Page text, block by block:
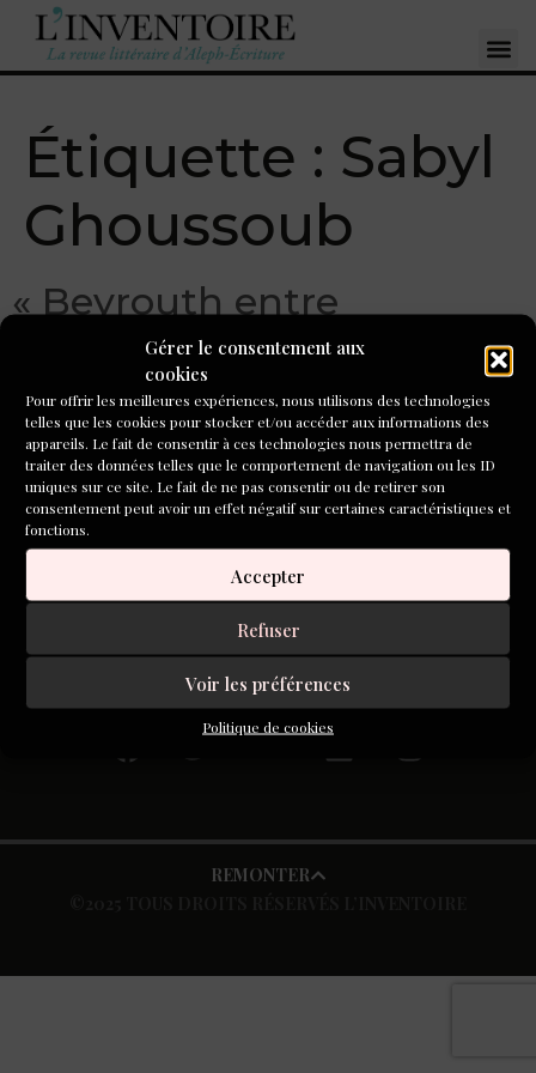
Gérer le consentement aux
cookies
Pour offrir les meilleures expériences, nous utilisons des technologies
telles que les cookies pour stocker et/ou accéder aux informations des
appareils. Le fait de consentir à ces technologies nous permettra de
traiter des données telles que le comportement de navigation ou les ID
uniques sur ce site. Le fait de ne pas consentir ou de retirer son
consentement peut avoir un effet négatif sur certaines caractéristiques et
fonctions.
Accepter
Refuser
Voir les préférences
Politique de cookies
Étiquette : Sabyl
Ghoussoub
« Beyrouth entre
parenthèses » de Sabyl
Ghoussoub, par Pierre
Ahnne
Le sujet, ici, c’est Israël. Sa place au Moyen-Orient. Rien de
moins. Sabyl Ghoussoub, évidemment, ne prétend pas
faire, en 140 pages, le tour de la question. Mais il la déplie,
avec une adresse et une insolence revigorantes.
S'inscrire à la newsletter
REMONTER